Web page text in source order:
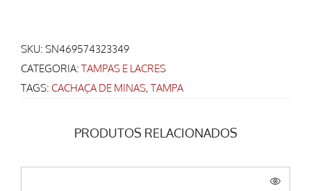
SKU: SN469574323349
CATEGORIA: TAMPAS E LACRES
TAGS: CACHAÇA DE MINAS, TAMPA
PRODUTOS RELACIONADOS